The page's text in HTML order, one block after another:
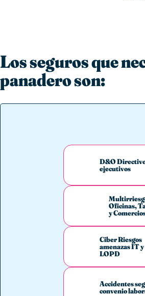
Los seguros que
panadero son:
D&O
ejecutivos
Oficinas,
y
Ciber Riesgos
amenazas IT y
LOPD
Accidentes
convenio